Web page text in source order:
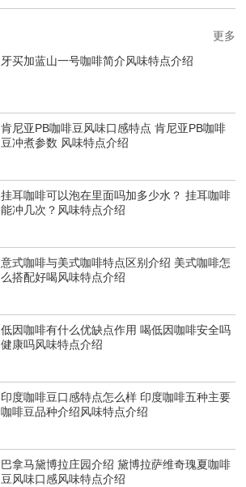
牙买加蓝山一号咖啡简介风味特点介绍
肯尼亚PB咖啡豆风味口感特点 肯尼亚PB咖啡
豆冲煮参数 风味特点介绍
挂耳咖啡可以泡在里面吗加多少水？ 挂耳咖啡
能冲几次？风味特点介绍
意式咖啡与美式咖啡特点区别介绍 美式咖啡怎
么搭配好喝风味特点介绍
低因咖啡有什么优缺点作用 喝低因咖啡安全吗
健康吗风味特点介绍
印度咖啡豆口感特点怎么样 印度咖啡五种主要
咖啡豆品种介绍风味特点介绍
巴拿马黛博拉庄园介绍 黛博拉萨维奇瑰夏咖啡
豆风味口感风味特点介绍
更多